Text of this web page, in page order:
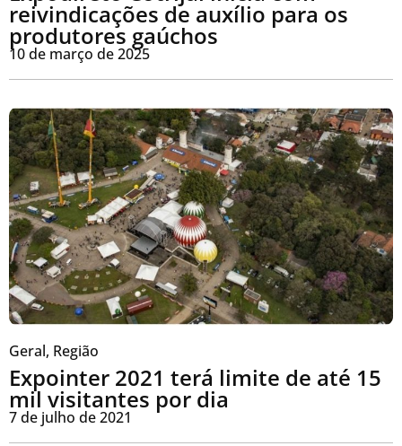
reivindicações de auxílio para os
produtores gaúchos
10 de março de 2025
Geral, Região
Expointer 2021 terá limite de até 15
mil visitantes por dia
7 de julho de 2021